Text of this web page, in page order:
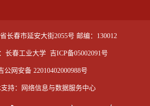
长春市延安大街2055号 邮编：130012
长春工业大学 吉ICP备05002091号
公网安备 22010402000988号
持：网络信息与数据服务中心